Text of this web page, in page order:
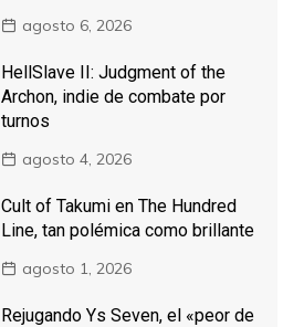
agosto 6, 2026
HellSlave II: Judgment of the
Archon, indie de combate por
turnos
agosto 4, 2026
Cult of Takumi en The Hundred
Line, tan polémica como brillante
agosto 1, 2026
Rejugando Ys Seven, el «peor de